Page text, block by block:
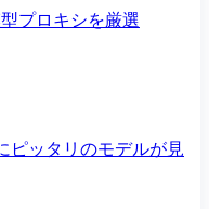
プロキシを厳選
ピッタリのモデルが見